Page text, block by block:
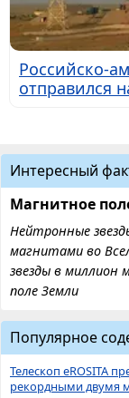
Российско-
отправился
Интересный
Магнитное
Нейтронные
магнитами во
звезды в миллион
поле Земли
Популярное
Телескоп eROSITA
рекордными двумя